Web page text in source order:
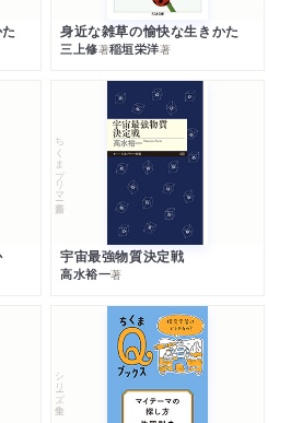
身近な雑草の愉快な生きかた
三上修著稲垣栄洋著
ちくまプリマー新書
宇宙最強物質決定戦
高水裕一著
シリーズ・全集